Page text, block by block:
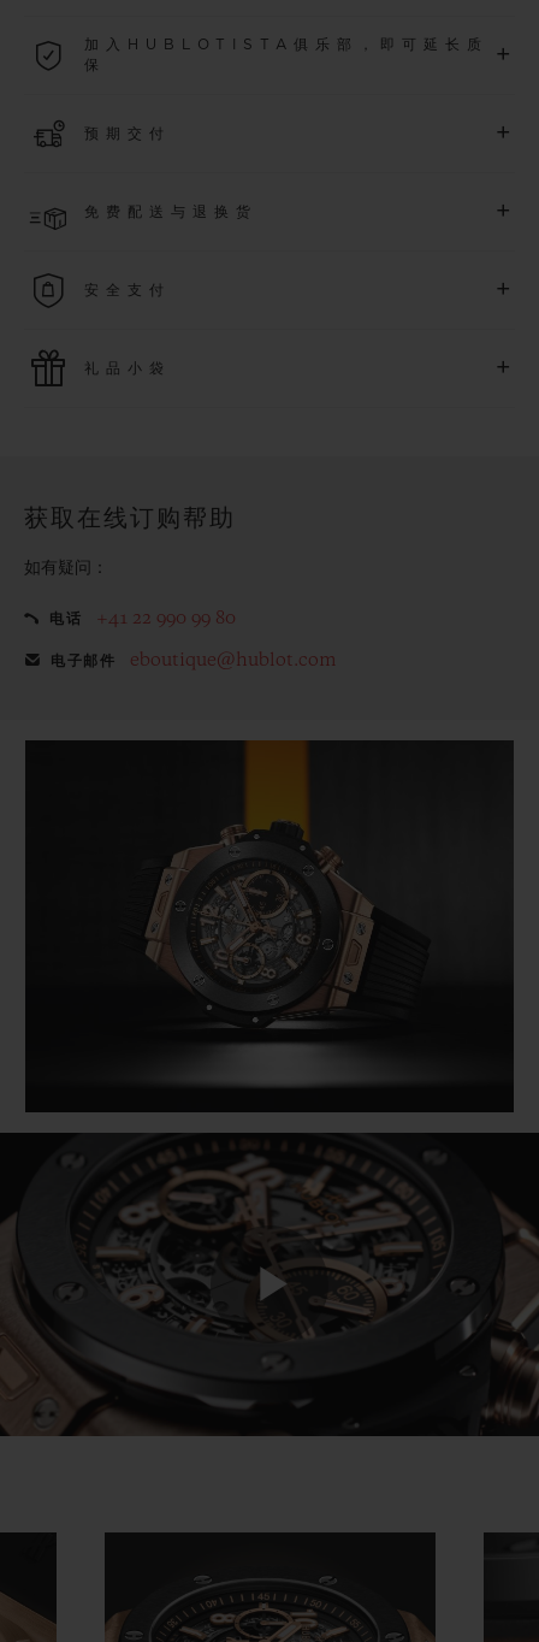
了解更多
加入HUBLOTISTA俱乐部，即可延长质
保
+
质保（需符合相关条件），并尊享专属活动。
预期交付 +
免费配送与退换货 +
安全支付 +
个人信息受到保护。
礼品小袋 +
获取在线订购帮助
如有疑问：
电话 +41 22 990 99 80
电子邮件 eboutique@hublot.com
Play